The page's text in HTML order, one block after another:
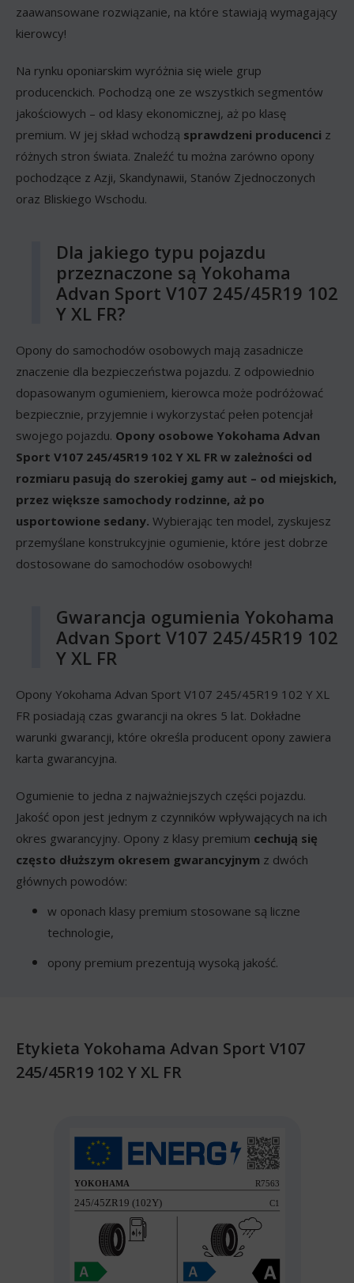
zaawansowane rozwiązanie, na które stawiają wymagający
kierowcy!
Na rynku oponiarskim wyróżnia się wiele grup
producenckich. Pochodzą one ze wszystkich segmentów
jakościowych – od klasy ekonomicznej, aż po klasę
premium. W jej skład wchodzą sprawdzeni producenci z
różnych stron świata. Znaleźć tu można zarówno opony
pochodzące z Azji, Skandynawii, Stanów Zjednoczonych
oraz Bliskiego Wschodu.
Dla jakiego typu pojazdu
przeznaczone są Yokohama
Advan Sport V107 245/45R19 102
Y XL FR?
Opony do samochodów osobowych mają zasadnicze
znaczenie dla bezpieczeństwa pojazdu. Z odpowiednio
dopasowanym ogumieniem, kierowca może podróżować
bezpiecznie, przyjemnie i wykorzystać pełen potencjał
swojego pojazdu. Opony osobowe Yokohama Advan
Sport V107 245/45R19 102 Y XL FR w zależności od
rozmiaru pasują do szerokiej gamy aut – od miejskich,
przez większe samochody rodzinne, aż po
usportowione sedany. Wybierając ten model, zyskujesz
przemyślane konstrukcyjnie ogumienie, które jest dobrze
dostosowane do samochodów osobowych!
Gwarancja ogumienia Yokohama
Advan Sport V107 245/45R19 102
Y XL FR
Opony Yokohama Advan Sport V107 245/45R19 102 Y XL
FR posiadają czas gwarancji na okres 5 lat. Dokładne
warunki gwarancji, które określa producent opony zawiera
karta gwarancyjna.
Ogumienie to jedna z najważniejszych części pojazdu.
Jakość opon jest jednym z czynników wpływających na ich
okres gwarancyjny. Opony z klasy premium cechują się
często dłuższym okresem gwarancyjnym z dwóch
głównych powodów:
w oponach klasy premium stosowane są liczne
technologie,
opony premium prezentują wysoką jakość.
Etykieta Yokohama Advan Sport V107
245/45R19 102 Y XL FR